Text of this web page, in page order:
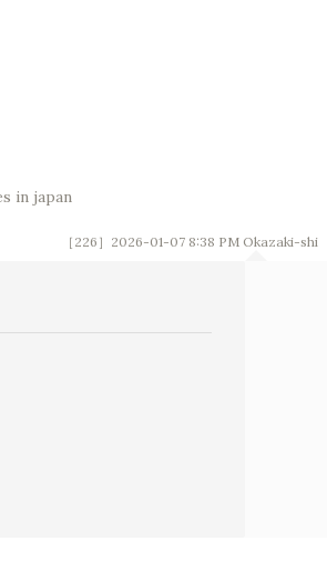
in japan
［226］2026-01-07 8:38 PM Okazaki-shi